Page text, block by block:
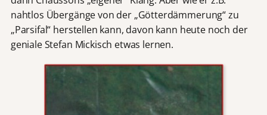
nahtlos Übergänge von der „Götterdämmerung“ zu
„Parsifal“ herstellen kann, davon kann heute noch der
geniale Stefan Mickisch etwas lernen.